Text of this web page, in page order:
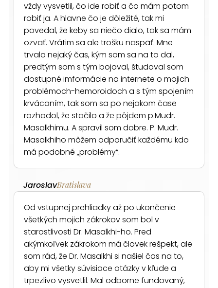
vždy vysvetlil, čo ide robiť a čo mám potom
robiť ja. A hlavne čo je dôležité, tak mi
povedal, že keby sa niečo dialo, tak sa mám
ozvať. Vrátim sa ale trošku naspäť. Mne
trvalo nejaký čas, kým som sa na to dal,
predtým som s tým bojoval, študoval som
dostupné imformácie na internete o mojich
problémoch-hemoroidoch a s tým spojením
krvácaním, tak som sa po nejakom čase
rozhodol, že stačilo a že pôjdem p.Mudr.
Masalkhimu. A spravil som dobre. P. Mudr.
Masalkhiho môžem odporučiť každému kdo
má podobné „problémy“.
JaroslavBratislava
Od vstupnej prehliadky až po ukončenie
všetkých mojich zákrokov som bol v
starostlivosti Dr. Masalkhi-ho. Pred
akýmkoľvek zákrokom má človek rešpekt, ale
som rád, že Dr. Masalkhi si našiel čas na to,
aby mi všetky súvisiace otázky v kľude a
trpezlivo vysvetlil. Mal odborne fundovaný,